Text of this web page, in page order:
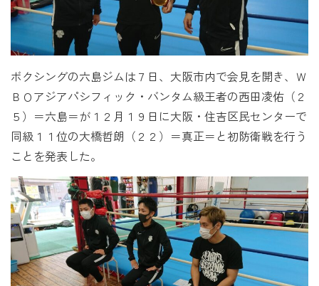
ボクシングの六島ジムは７日、大阪市内で会見を開き、Ｗ
ＢＯアジアパシフィック・バンタム級王者の西田凌佑（２
５）＝六島＝が１２月１９日に大阪・住吉区民センターで
同級１１位の大橋哲朗（２２）＝真正＝と初防衛戦を行う
ことを発表した。